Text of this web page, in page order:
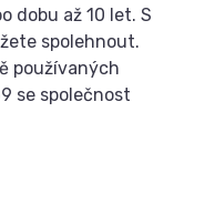
dobu až 10 let. S
spolehnout.
používaných
se společnost